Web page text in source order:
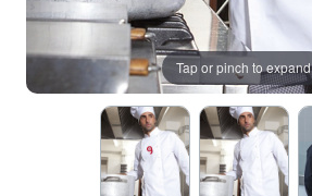
Tap or pinch to expand